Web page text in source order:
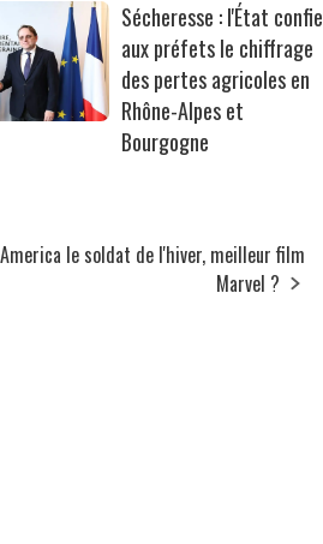
Sécheresse : l'État confie
aux préfets le chiffrage
des pertes agricoles en
Rhône-Alpes et
Bourgogne
le soldat de l'hiver, meilleur film
Marvel ?